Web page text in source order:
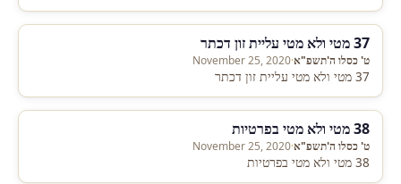
37 מטי ולא מטי עליית זון דכתר
ט' כסלו ה'תשפ"א·
November 25, 2020
37 מטי ולא מטי עליית זון דכתר
38 מטי ולא מטי בפרטיות
ט' כסלו ה'תשפ"א·
November 25, 2020
38 מטי ולא מטי בפרטיות